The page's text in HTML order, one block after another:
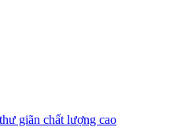
giãn chất lượng cao